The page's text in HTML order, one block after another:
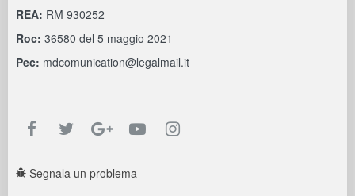
REA: RM 930252
Roc: 36580 del 5 maggio 2021
Pec: mdcomunication@legalmail.it
Segnala un problema